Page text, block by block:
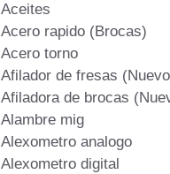
Aceites
Acero rapido (Brocas)
Acero torno
Afilador de fresas
Afiladora de brocas
Alambre mig
Alexometro analogo
Alexometro digital